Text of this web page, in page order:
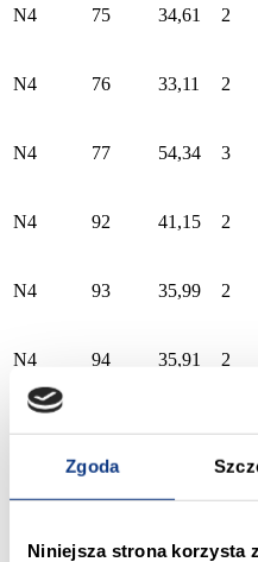
Zgoda
Niniejsza strona korzysta
N4 75 34,61 2
N4 76 33,11 2
N4 77 54,34 3
N4 92 41,15 2
N4 93 35,99 2
N4 94 35,91 2
N4 96 34,41 2